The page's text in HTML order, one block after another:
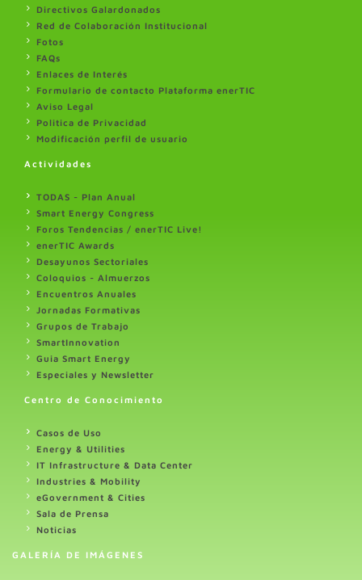
Directivos Galardonados
Red de Colaboración Institucional
Fotos
FAQs
Enlaces de Interés
Formulario de contacto Plataforma enerTIC
Aviso Legal
Politica de Privacidad
Modificación perfil de usuario
Actividades
TODAS - Plan Anual
Smart Energy Congress
Foros Tendencias / enerTIC Live!
enerTIC Awards
Desayunos Sectoriales
Coloquios - Almuerzos
Encuentros Anuales
Jornadas Formativas
Grupos de Trabajo
SmartInnovation
Guia Smart Energy
Especiales y Newsletter
Centro de Conocimiento
Casos de Uso
Energy & Utilities
IT Infrastructure & Data Center
Industries & Mobility
eGovernment & Cities
Sala de Prensa
Noticias
GALERÍA DE IMÁGENES